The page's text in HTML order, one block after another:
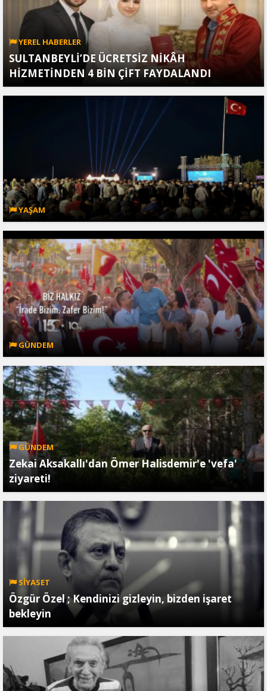
YEREL HABERLER
SULTANBEYLİ’DE ÜCRETSİZ NİKÂH
HİZMETİNDEN 4 BİN ÇİFT FAYDALANDI
YAŞAM
GÜNDEM
GÜNDEM
Zekai Aksakallı'dan Ömer Halisdemir'e 'vefa'
ziyareti!
SİYASET
Özgür Özel ; Kendinizi gizleyin, bizden işaret
bekleyin